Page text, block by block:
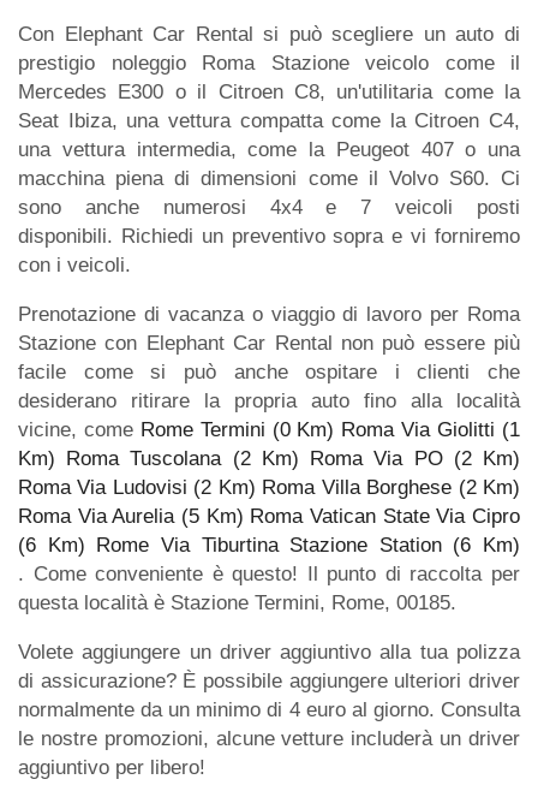
Con Elephant Car Rental si può scegliere un auto di
prestigio noleggio Roma Stazione veicolo come il
Mercedes E300 o il Citroen C8, un'utilitaria come la
Seat Ibiza, una vettura compatta come la Citroen C4,
una vettura intermedia, come la Peugeot 407 o una
macchina piena di dimensioni come il Volvo S60. Ci
sono anche numerosi 4x4 e 7 veicoli posti
disponibili. Richiedi un preventivo sopra e vi forniremo
con i veicoli.
Prenotazione di vacanza o viaggio di lavoro per Roma
Stazione con Elephant Car Rental non può essere più
facile come si può anche ospitare i clienti che
desiderano ritirare la propria auto fino alla località
vicine, come Rome Termini (0 Km) Roma Via Giolitti (1
Km) Roma Tuscolana (2 Km) Roma Via PO (2 Km)
Roma Via Ludovisi (2 Km) Roma Villa Borghese (2 Km)
Roma Via Aurelia (5 Km) Roma Vatican State Via Cipro
(6 Km) Rome Via Tiburtina Stazione Station (6 Km)
. Come conveniente è questo! Il punto di raccolta per
questa località è Stazione Termini, Rome, 00185.
Volete aggiungere un driver aggiuntivo alla tua polizza
di assicurazione? È possibile aggiungere ulteriori driver
normalmente da un minimo di 4 euro al giorno. Consulta
le nostre promozioni, alcune vetture includerà un driver
aggiuntivo per libero!